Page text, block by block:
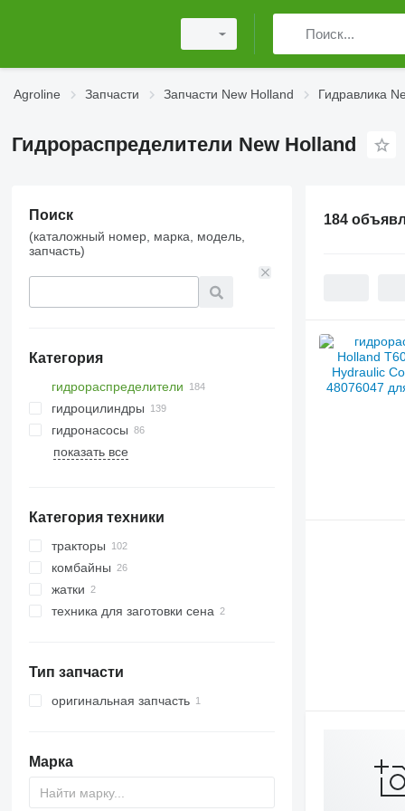
Agroline Запчасти Запчасти New Holland Гидравлика
Гидрораспределители New Holland
Поиск
(каталожный номер, марка, модель,
запчасть)
Категория
гидрораспределители
гидроцилиндры
гидронасосы
показать все
Категория техники
тракторы
тракторы колесные
комбайны
зерноуборочные комбайны
кормоуборочные комбайны
жатки
жатки зерновые
техника для заготовки сена
Тип запчасти
оригинальная запчасть
Марка
184